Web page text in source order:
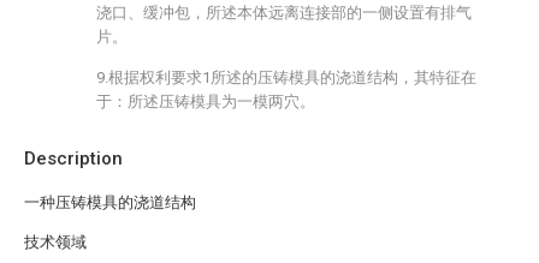
Description
一种压铸模具的浇道结构
技术领域
浇口、缓冲包，所述本体远离连接部的一侧设置有排气
片。
9.根据权利要求1所述的压铸模具的浇道结构，其特征在
于：所述压铸模具为一模两穴。